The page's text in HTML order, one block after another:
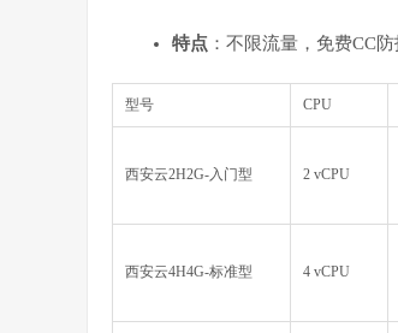
特点 ：不限流量，免费CC
型号 CPU
西安云2H2G-入门型 2 vCPU
西安云4H4G-标准型 4 vCPU